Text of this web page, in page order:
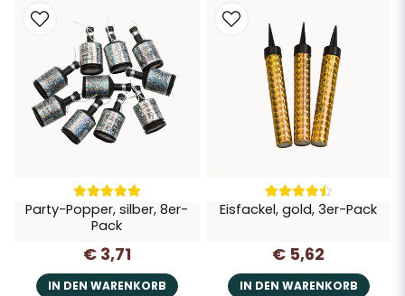
Party-Popper, silber, 8er-
Pack
€ 3,71
IN DEN WARENKORB
Eisfackel, gold, 3er-Pack
€ 5,62
IN DEN WARENKORB